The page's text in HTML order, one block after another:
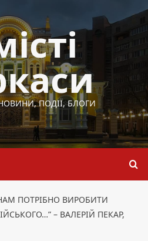
ПОДІЇ, БЛОГИ
ПОТРІБНО ВИРОБИТИ
– ВАЛЕРІЙ ПЕКАР,